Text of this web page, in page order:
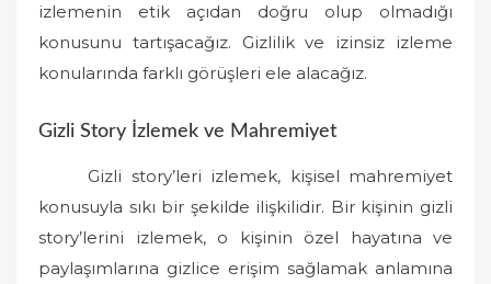
izlemenin etik açıdan doğru olup olmadığı
konusunu tartışacağız. Gizlilik ve izinsiz izleme
konularında farklı görüşleri ele alacağız.
Gizli Story İzlemek ve Mahremiyet
Gizli story’leri izlemek, kişisel mahremiyet
konusuyla sıkı bir şekilde ilişkilidir. Bir kişinin gizli
story’lerini izlemek, o kişinin özel hayatına ve
paylaşımlarına gizlice erişim sağlamak anlamına